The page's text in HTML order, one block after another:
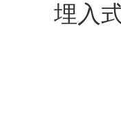
埋入